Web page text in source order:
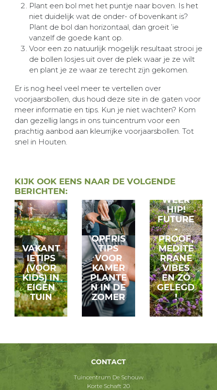
Plant een bol met het puntje naar boven. Is het
niet duidelijk wat de onder- of bovenkant is?
Plant de bol dan horizontaal, dan groeit ’ie
vanzelf de goede kant op.
Voor een zo natuurlijk mogelijk resultaat strooi je
de bollen losjes uit over de plek waar je ze wilt
en plant je ze waar ze terecht zijn gekomen.
Er is nog heel veel meer te vertellen over
voorjaarsbollen, dus houd deze site in de gaten voor
meer informatie en tips. Kun je niet wachten? Kom
dan gezellig langs in ons tuincentrum voor een
prachtig aanbod aan kleurrijke voorjaarsbollen. Tot
snel in Houten.
KIJK OOK EENS NAAR DE VOLGENDE
BERICHTEN:
VAKANT
IETIPS
(VOOR
KIDS) IN
EIGEN
TUIN
OPFRIS
TIPS
VOOR
KAMER
PLANTE
N IN DE
ZOMER
GRIND
WEER
HIP!
FUTURE
-
PROOF,
MEDITE
RRANE
VIBES
EN ZÓ
GELEGD
!
CONTACT
Tuincentrum De Schouw
Korte Schaft 20